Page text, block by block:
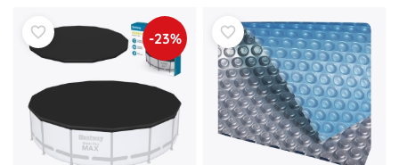
-23%